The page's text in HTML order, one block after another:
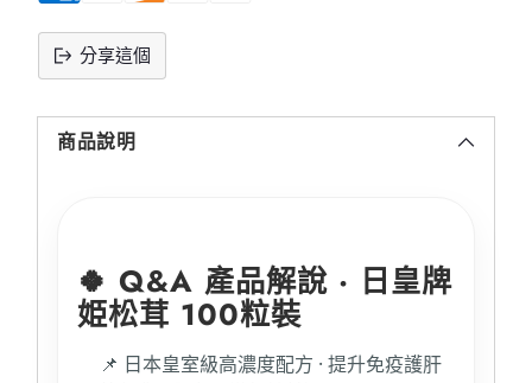
分享這個
產
商品說明
🍀 Q&A 產品解說 · 日皇牌
姫松茸 100粒裝
📌 日本皇室級高濃度配方 · 提升免疫護肝